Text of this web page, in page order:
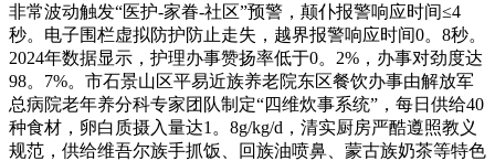
非常波动触发“医护-家眷-社区”预警，颠仆报警响应时间≤4
秒。电子围栏虚拟防护防止走失，越界报警响应时间0。8秒。
2024年数据显示，护理办事赞扬率低于0。2%，办事对劲度达
98。7%。市石景山区平易近族养老院东区餐饮办事由解放军
总病院老年养分科专家团队制定“四维炊事系统”，每日供给40
种食材，卵白质摄入量达1。8g/kg/d，清实厨房严酷遵照教义
规范，供给维吾尔族手抓饭、回族油喷鼻、蒙古族奶茶等特色